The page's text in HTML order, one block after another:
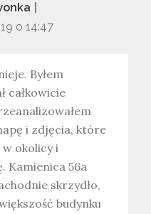
o 14:47
Byłem
całkowicie
i zdjęcia, które
w okolicy i
Kamienica 56a
skrzydło,
budynku